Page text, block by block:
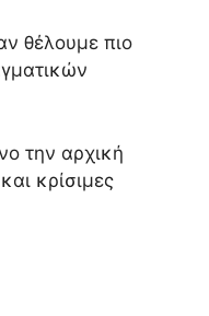
θέλουμε πιο
την αρχική
κρίσιμες